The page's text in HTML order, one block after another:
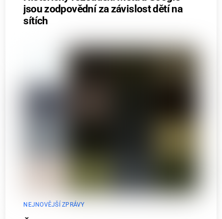
jsou zodpovědní za závislost dětí na
sítích
NEJNOVĚJŠÍ ZPRÁVY